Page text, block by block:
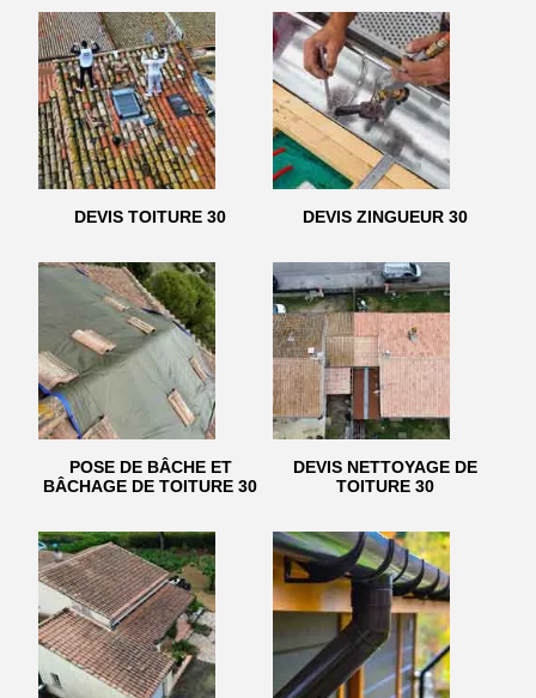
DEVIS TOITURE 30 DEVIS ZINGUEUR 30
POSE DE BÂCHE ET
BÂCHAGE DE TOITURE 30
DEVIS NETTOYAGE DE
TOITURE 30